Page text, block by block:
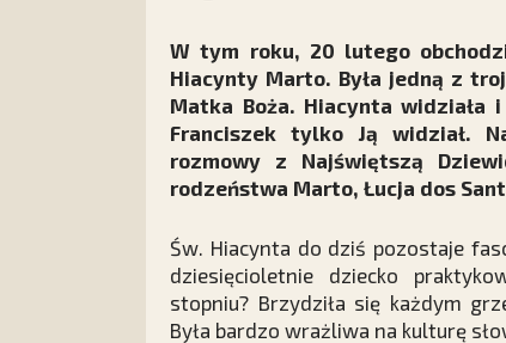
W tym roku, 20 lutego
Hiacynty Marto. Była jedną z
Matka Boża. Hiacynta
Franciszek tylko Ją widział.
rozmowy z Najświętszą
rodzeństwa Marto, Łucja dos
Św. Hiacynta do dziś pozostaje
dziesięcioletnie dziecko
stopniu? Brzydziła się każdym
Była bardzo wrażliwa na kulturę